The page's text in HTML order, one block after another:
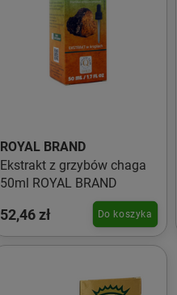
ROYAL BRAND
Ekstrakt z grzybów chaga
50ml ROYAL BRAND
52,46 zł Do koszyka